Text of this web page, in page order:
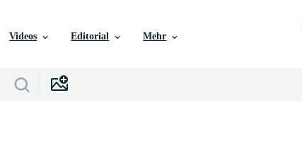
Videos Editorial Mehr